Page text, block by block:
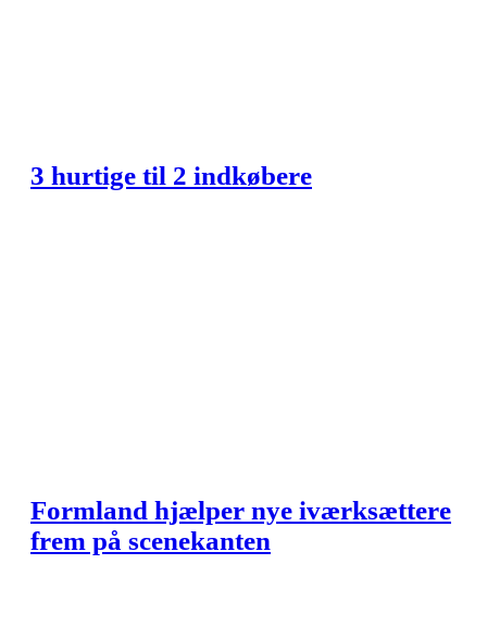
3 hurtige til 2 indkøbere
Formland hjælper nye iværksættere
frem på scenekanten